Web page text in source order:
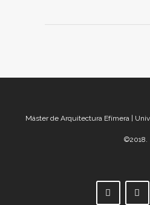
Máster de Arquitectura Efímera |
©2018.